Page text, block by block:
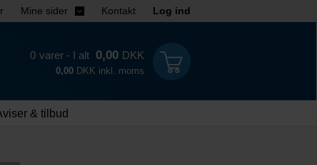
Mine sider Kontakt Log ind
0 varer - I alt 0,00 DKK
0,00DKK inkl. moms
& tilbud